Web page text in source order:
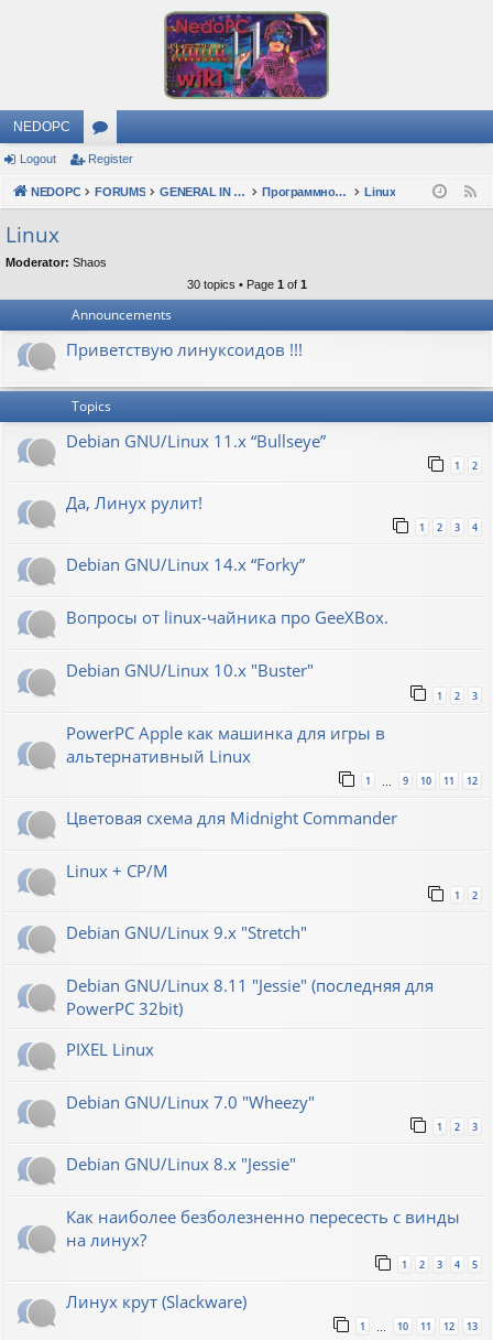
NEDOPC
or
u
s
Logout Register
NEDOPC FORUMS GENERAL IN RUSSIAN Программное обеспечение Linux
Linux
Moderator: Shaos
30 topics • Page 1 of 1
Announcements
Приветствую линуксоидов !!!
Topics
Debian GNU/Linux 11.x “Bullseye”
1 2
Да, Линух рулит!
1 2 3 4
Debian GNU/Linux 14.x “Forky”
Вопросы от linux-чайника про GeeXBox.
Debian GNU/Linux 10.x "Buster"
1 2 3
PowerPC Apple как машинка для игры в
альтернативный Linux
1 9 10 11 12
Цветовая схема для Midnight Commander
Linux + CP/M
1 2
Debian GNU/Linux 9.x "Stretch"
Debian GNU/Linux 8.11 "Jessie" (последняя для
PowerPC 32bit)
PIXEL Linux
Debian GNU/Linux 7.0 "Wheezy"
1 2 3
Debian GNU/Linux 8.x "Jessie"
Как наиболее безболезненно пересесть с винды
на линух?
1 2 3 4 5
Линух крут (Slackware)
1 … 10 11 12 13